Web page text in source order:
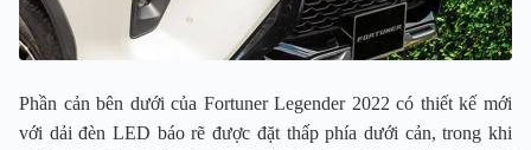
Phần cản bên dưới của Fortuner Legender 2022 có thiết kế mới
với dải đèn LED báo rẽ được đặt thấp phía dưới cản, trong khi